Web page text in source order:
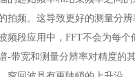
拍频。这导致更好的测量分
频段应用中，FFT不会为每
-带宽和测量分辨率对精度的